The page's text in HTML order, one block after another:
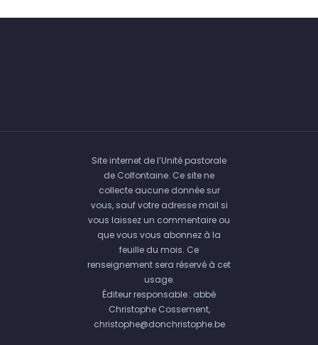
Site internet de l’Unité pastorale
de Colfontaine. Ce site ne
collecte aucune donnée sur
vous, sauf votre adresse mail si
vous laissez un commentaire ou
que vous vous abonnez à la
feuille du mois. Ce
renseignement sera réservé à cet
usage.
Éditeur responsable : abbé
Christophe Cossement,
christophe@donchristophe.be